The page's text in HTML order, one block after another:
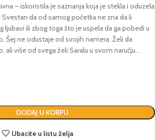
– iskoristila je saznanja koja je stekla i oduzela
da od samog početka ne zna da li
ljubavi ili zbog toga što je uspela da ga pobedi u
Šej ne odustaje od svojih namera. Želi da
ali više od svega želi Saralu u svom naručju…
DODAJ U KORPU
Ubacite u listu želja